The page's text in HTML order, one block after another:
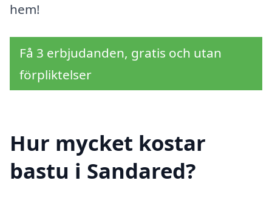
hem!
Få 3 erbjudanden, gratis och utan
förpliktelser
Hur mycket kostar
bastu i Sandared?